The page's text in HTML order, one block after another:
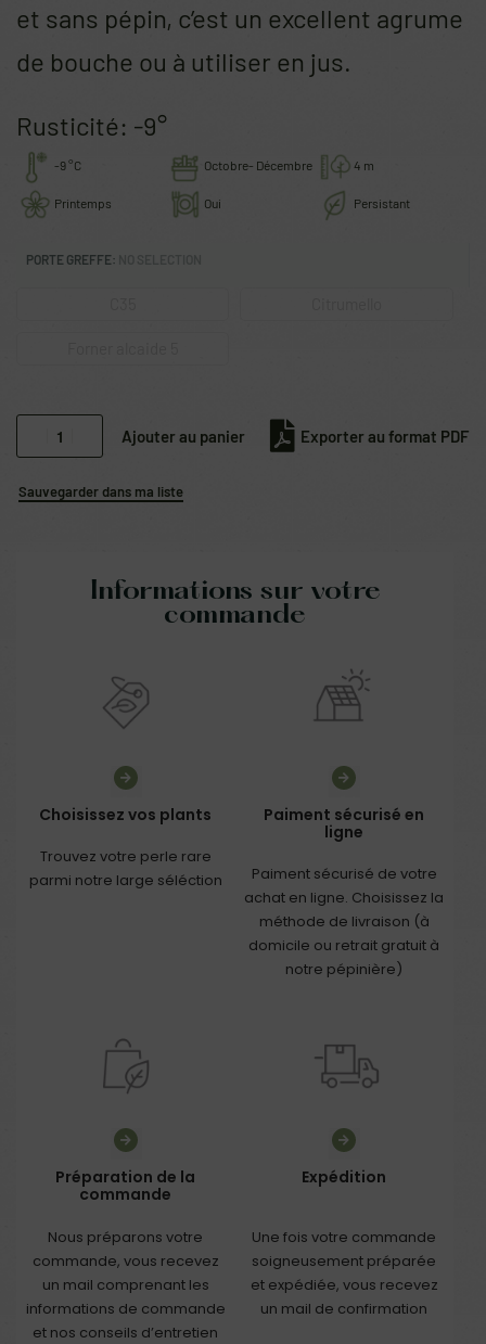
et sans pépin, c’est un excellent agrume
de bouche ou à utiliser en jus.
Rusticité: -9°
-9 °C Octobre- Décembre 4 m
Printemps Oui Persistant
PORTE GREFFE:
Exporter au format PDF
Ajouter au panier
Sauvegarder dans ma liste
Informations sur votre
commande
Choisissez vos plants
Trouvez votre perle rare
parmi notre large séléction
Paiment sécurisé en
ligne
Paiment sécurisé de votre
achat en ligne. Choisissez la
méthode de livraison (à
domicile ou retrait gratuit à
notre pépinière)
Préparation de la
commande
Nous préparons votre
commande, vous recevez
un mail comprenant les
informations de commande
et nos conseils d’entretien
Expédition
Une fois votre commande
soigneusement préparée
et expédiée, vous recevez
un mail de confirmation